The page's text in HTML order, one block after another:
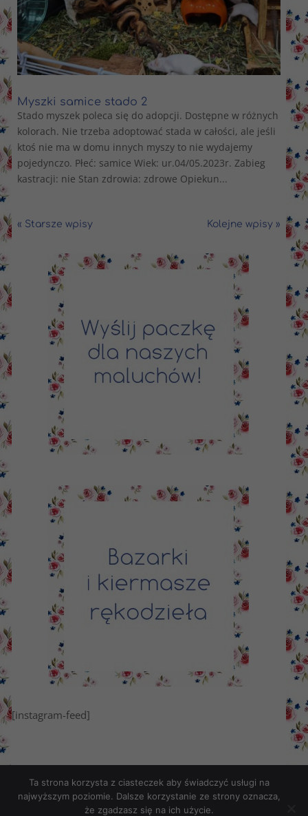
Myszki samice stado 2
Stado myszek poleca się do adopcji. Dostępne w różnych
kolorach. Nie trzeba adoptować stada w całości, ale jeśli
ktoś nie ma w domu innych myszy to nie wydajemy
pojedynczo. Płeć: samice Wiek: ur.04/05.2023r. Zabieg
kastracji: nie Stan zdrowia: zdrowe Opiekun...
« Starsze wpisy Kolejne wpisy »
[instagram-feed]
Ta strona korzysta z ciasteczek aby świadczyć usługi na
najwyższym poziomie. Dalsze korzystanie ze strony oznacza,
że zgadzasz się na ich użycie.